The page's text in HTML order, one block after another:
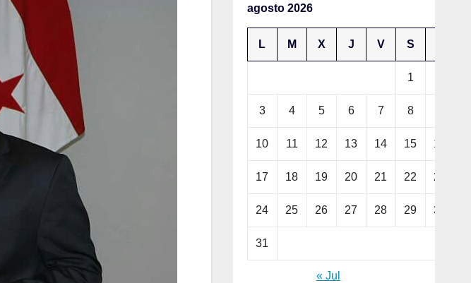
agosto 2026
L M X J V S
1
3 4 5 6 7 8
10 11 12 13 14 15 16
17 18 19 20 21 22 23
24 25 26 27 28 29 30
31
« Jul